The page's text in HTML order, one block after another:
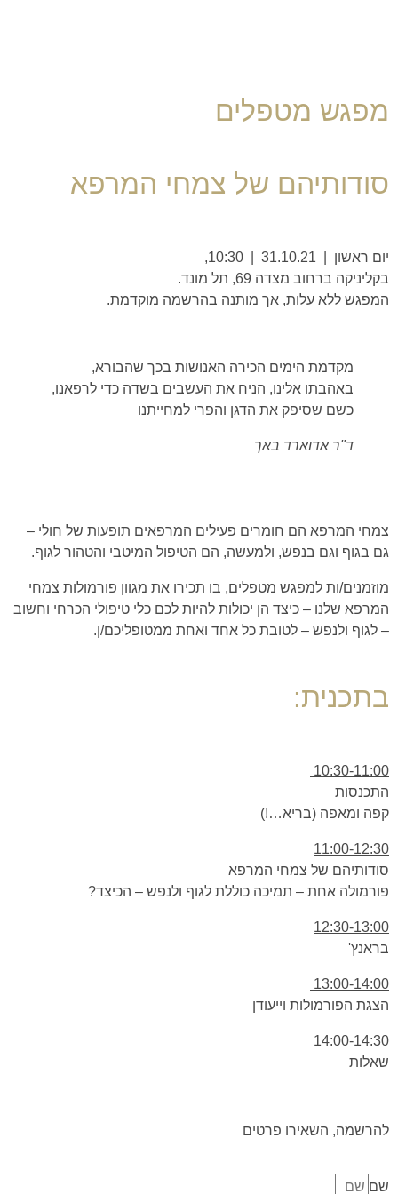
מפגש מטפלים
סודותיהם של צמחי המרפא
יום ראשון | 31.10.21 | 10:30,
בקליניקה ברחוב מצדה 69, תל מונד.
המפגש ללא עלות, אך מותנה בהרשמה מוקדמת.
מקדמת הימים הכירה האנושות בכך שהבורא,
באהבתו אלינו, הניח את העשבים בשדה כדי לרפאנו,
כשם שסיפק את הדגן והפרי למחייתנו
ד"ר אדוארד באך
צמחי המרפא הם חומרים פעילים המרפאים תופעות של חולי –
גם בגוף וגם בנפש, ולמעשה, הם הטיפול המיטבי והטהור לגוף.
מוזמנים/ות למפגש מטפלים, בו תכירו את מגוון פורמולות צמחי
המרפא שלנו – כיצד הן יכולות להיות לכם כלי טיפולי הכרחי וחשוב
– לגוף ולנפש – לטובת כל אחד ואחת ממטופליכם/ן.
בתכנית:
10:30-11:00
התכנסות
קפה ומאפה (בריא…!)
11:00-12:30
סודותיהם של צמחי המרפא
פורמולה אחת – תמיכה כוללת לגוף ולנפש – הכיצד?
12:30-13:00
בראנץ'
13:00-14:00
הצגת הפורמולות וייעודן
14:00-14:30
שאלות
להרשמה, השאירו פרטים
שם